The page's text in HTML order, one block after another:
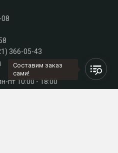
366-05-43
пт 10:00 - 18:00
Составим заказ
сами!